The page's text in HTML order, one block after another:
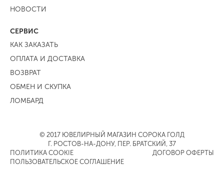
НОВОСТИ
СЕРВИС
КАК ЗАКАЗАТЬ
ОПЛАТА И ДОСТАВКА
ВОЗВРАТ
ОБМЕН И СКУПКА
ЛОМБАРД
© 2017 ЮВЕЛИРНЫЙ МАГАЗИН СОРОКА ГОЛД
Г. РОСТОВ-НА-ДОНУ, ПЕР. БРАТСКИЙ, 37
ПОЛИТИКА COOKIE
ДОГОВОР ОФЕРТЫ
ПОЛЬЗОВАТЕЛЬСКОЕ СОГЛАШЕНИЕ